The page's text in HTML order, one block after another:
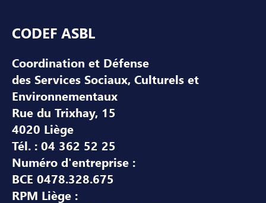
CODEF ASBL
Coordination et Défense
des Services Sociaux, Culturels et
Environnementaux
Rue du Trixhay, 15
4020 Liège
Tél. : 04 362 52 25
Numéro d'entreprise :
BCE 0478.328.675
RPM Liège :